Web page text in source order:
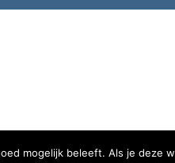
mogelijk beleeft. Als je deze